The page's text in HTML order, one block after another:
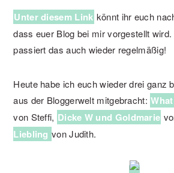
Unter diesem Link könnt ihr euch
dass euer Blog bei mir vorgestellt
passiert das auch wieder regelmäßig!
Heute habe ich euch wieder drei ganz
aus der Bloggerwelt mitgebracht:
von Steffi, Dicke W und Goldmarie
Liebling von Judith.